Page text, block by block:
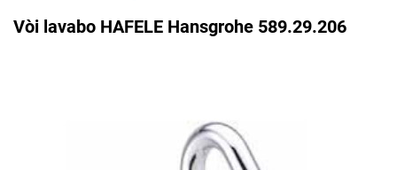
Vòi lavabo HAFELE Hansgrohe 589.29.206